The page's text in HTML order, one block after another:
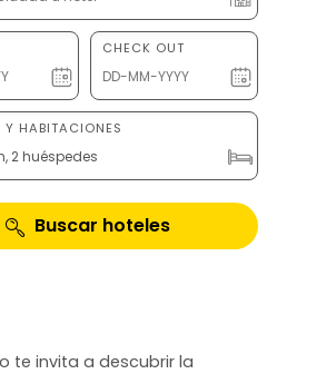
CHECK OUT
Y HABITACIONES
2 huéspedes
Buscar hoteles
te invita a descubrir la